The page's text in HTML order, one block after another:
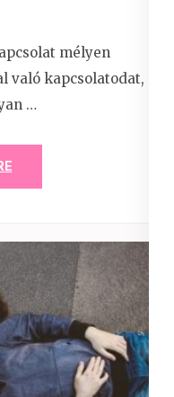
mélyen
való kapcsolatodat,
…